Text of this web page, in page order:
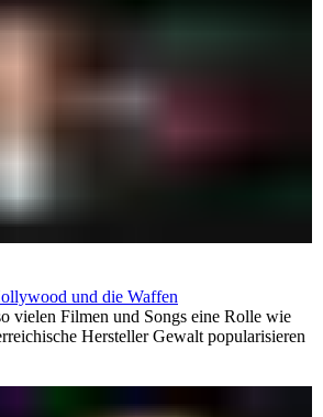
und die Waffen
vielen Filmen und Songs eine Rolle wie
Hersteller Gewalt popularisieren